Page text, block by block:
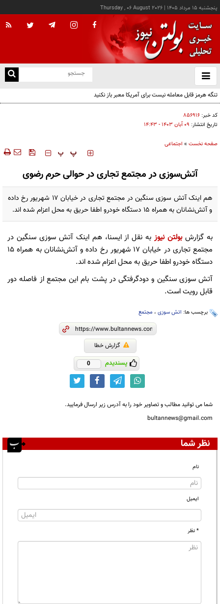
پنجشنبه ۱۵ مرداد ۱۴۰۵ |
Thursday , 06 August 2026
باز
و
تنگه هرمز قابل معامله نیست برای آمریکا معبر باز نکنید
کد خبر: ۸۵۶۹۱۶
تاریخ انتشار: ۰۹ آبان ۱۴۰۳ - ۱۴:۴۳
صفحه نخست » اجتماعی
‍‍‍ پ پ
آتش‌سوزی در مجتمع تجاری در حوالی حرم رضوی
هم اینک آتش سوزی سنگین در مجتمع تجاری در خیابان ۱۷ شهریور رخ داده
و آتش‌نشانان به همراه ۱۵ دستگاه خودرو اطفا حریق به محل اعزام شده اند.
به گزارشبولتن نیوزبه نقل از ایسنا، هم اینک آتش سوزی سنگین در
مجتمع تجاری در خیابان ۱۷ شهریور رخ داده و آتش‌نشانان به همراه ۱۵
دستگاه خودرو اطفا حریق به محل اعزام شده اند.
آتش سوزی سنگین و دودگرفتگی در پشت بام این مجتمع از فاصله دور
قابل رویت است.
برچسب ها: اتش سوزی ، مجتمع
گزارش خطا
پسندیدم 0
شما می توانید مطالب و تصاویر خود را به آدرس زیر ارسال فرمایید.
bultannews@gmail.com
نظر شما
نام
ایمیل
* نظر